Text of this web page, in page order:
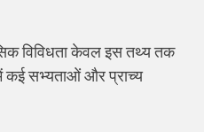
विविधता केवल इस तथ्य तक
कई सभ्यताओं और प्राच्य